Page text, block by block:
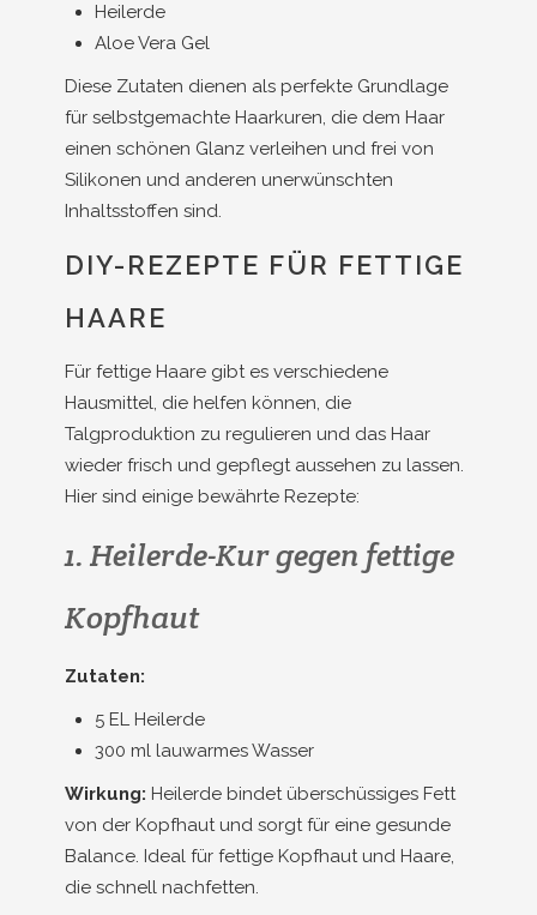
Heilerde
Aloe Vera Gel
Diese Zutaten dienen als perfekte Grundlage
für selbstgemachte Haarkuren, die dem Haar
einen schönen Glanz verleihen und frei von
Silikonen und anderen unerwünschten
Inhaltsstoffen sind.
DIY-REZEPTE FÜR FETTIGE
HAARE
Für fettige Haare gibt es verschiedene
Hausmittel, die helfen können, die
Talgproduktion zu regulieren und das Haar
wieder frisch und gepflegt aussehen zu lassen.
Hier sind einige bewährte Rezepte:
1. Heilerde-Kur gegen fettige
Kopfhaut
Zutaten:
5 EL Heilerde
300 ml lauwarmes Wasser
Wirkung: Heilerde bindet überschüssiges Fett
von der Kopfhaut und sorgt für eine gesunde
Balance. Ideal für fettige Kopfhaut und Haare,
die schnell nachfetten.